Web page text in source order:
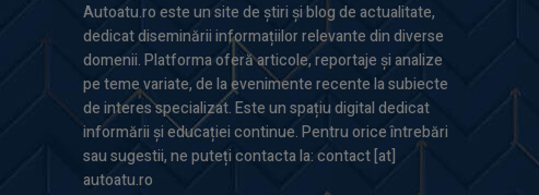
Autoatu.ro este un site de știri și blog de actualitate,
dedicat diseminării informațiilor relevante din diverse
domenii. Platforma oferă articole, reportaje și analize
pe teme variate, de la evenimente recente la subiecte
de interes specializat. Este un spațiu digital dedicat
informării și educației continue. Pentru orice întrebări
sau sugestii, ne puteți contacta la: contact [at]
autoatu.ro